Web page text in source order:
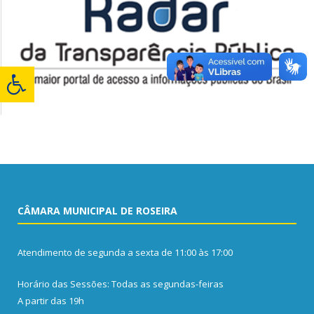
CÂMARA MUNICIPAL DE ROSEIRA
Atendimento de segunda a sexta de 11:00 às 17:00
Horário das Sessões: Todas as segundas-feiras
A partir das 19h